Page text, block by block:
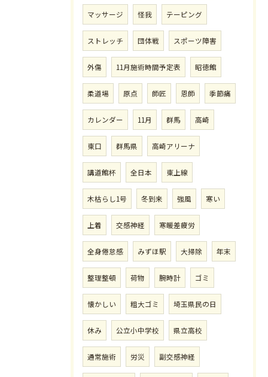
マッサージ 怪我 テーピング
ストレッチ 団体戦 スポーツ障害
外傷 11月施術時間予定表 昭徳館
柔道場 原点 師匠 恩師 季節痛
カレンダー 11月 群馬 高崎
東口 群馬県 高崎アリーナ
講道館杯 全日本 東上線
木枯らし1号 冬到来 強風 寒い
上着 交感神経 寒暖差疲労
全身倦怠感 みずほ駅 大掃除 年末
整理整頓 荷物 腕時計 ゴミ
懐かしい 粗大ゴミ 埼玉県民の日
休み 公立小中学校 県立高校
通常施術 労災 副交感神経